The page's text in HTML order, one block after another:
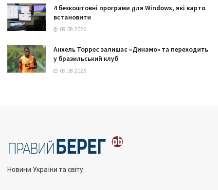
4 безкоштовні програми для Windows, які варто
встановити
09.08.2026
Анхель Торрес залишає «Динамо» та переходить
у бразильський клуб
09.08.2026
Новини України та світу